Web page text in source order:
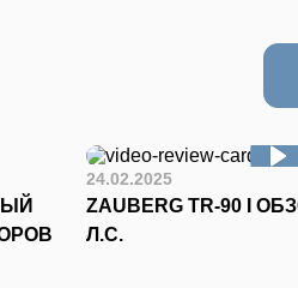
24.02.2025
ZAUBERG TR-90 I
Л.С.